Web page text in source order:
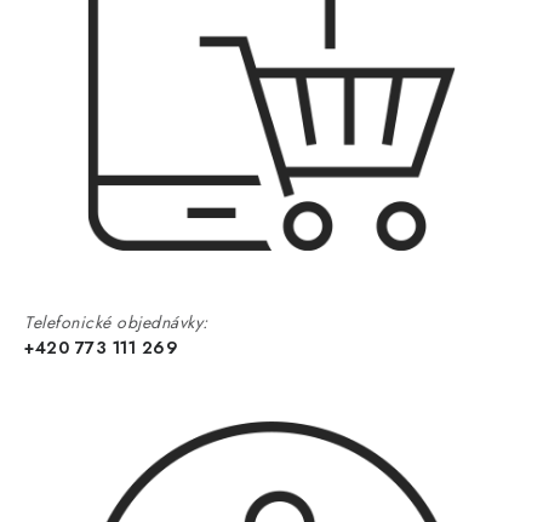
Telefonické objednávky:
+420 773 111 269